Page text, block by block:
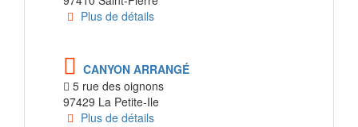
Plus de détails
CANYON ARRANGÉ
5 rue des oignons
97429 La Petite-Ile
Plus de détails